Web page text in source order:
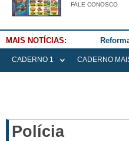
FALE CONOSCO
MAIS NOTÍCIAS:
CADERNO 1 CADERNO
Polícia